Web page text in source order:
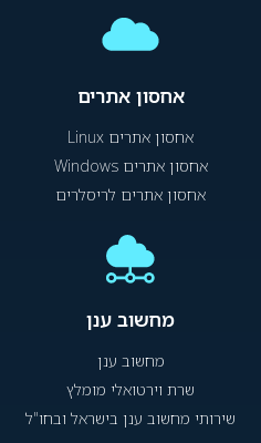
אחסון אתרים
אחסון אתרים Linux
אחסון אתרים Windows
אחסון אתרים לריסלרים
מחשוב ענן
מחשוב ענן
שרת וירטואלי מומלץ
שירותי מחשוב ענן בישראל ובחו"ל